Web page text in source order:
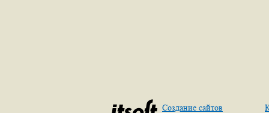
Создание сайтов